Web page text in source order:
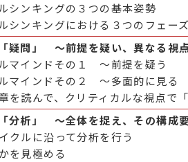
シンキングの３つの基本姿勢
シンキングにおける３つのフェーズ
疑問」 ～前提を疑い、異なる視
ルマインドその１ ～前提を疑う
ルマインドその２ ～多面的に見る
を読んで、クリティカルな視点で
分析」 ～全体を捉え、その構成
クルに沿って分析を行う
を見極める